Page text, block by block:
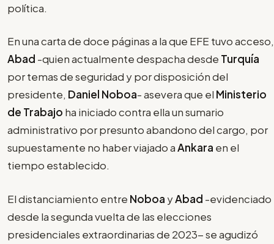
política.
En una carta de doce páginas a la que EFE tuvo acceso,
Abad -quien actualmente despacha desde Turquía
por temas de seguridad y por disposición del
presidente, Daniel Noboa- asevera que el Ministerio
de Trabajo ha iniciado contra ella un sumario
administrativo por presunto abandono del cargo, por
supuestamente no haber viajado aAnkara en el
tiempo establecido.
El distanciamiento entre Noboa yAbad -evidenciado
desde la segunda vuelta de las elecciones
presidenciales extraordinarias de 2023- se agudizó